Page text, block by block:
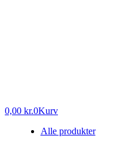
0,00 kr.0Kurv
Alle produkter